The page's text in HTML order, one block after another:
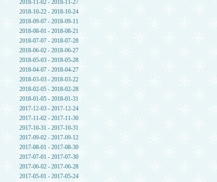
2018-11-02 - 2018-11-27
2018-10-22 - 2018-10-24
2018-09-07 - 2018-09-11
2018-08-01 - 2018-08-21
2018-07-07 - 2018-07-28
2018-06-02 - 2018-06-27
2018-05-03 - 2018-05-28
2018-04-07 - 2018-04-27
2018-03-03 - 2018-03-22
2018-02-05 - 2018-02-28
2018-01-05 - 2018-01-31
2017-12-03 - 2017-12-24
2017-11-02 - 2017-11-30
2017-10-31 - 2017-10-31
2017-09-02 - 2017-09-12
2017-08-01 - 2017-08-30
2017-07-01 - 2017-07-30
2017-06-02 - 2017-06-28
2017-05-01 - 2017-05-24